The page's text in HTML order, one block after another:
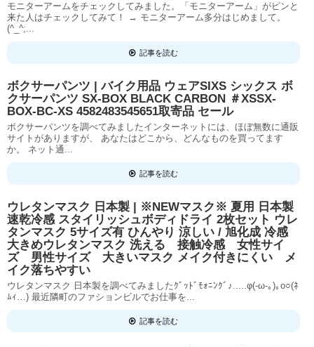
モニターアームをチェックしてみました。「モニターアーム」がピンと
来た人はチェックしてみて！ → モニターアーム多分はじめまして。
(^_^;...
記事を読む
ボクサーパンツ | バイク用品 ウェアSIXS シックス ボ
クサーパンツ SX-BOX BLACK CARBON ＃XSSX-
BOX-BC-XS 4582483545651取寄品 セール
ボクサーパンツを調べてみましたインターネットには、ほぼ無数に通販
サイトがありますが、 あなたはどこから、どんなものを買ってます
か。 ネット通...
記事を読む
ウレタンマスク 日本製 | ※NEWマスク※ 夏用 日本製
速乾冷感 スタイリッシュボディドライ 2枚セット ウレ
タンマスク 5サイズ有 ひんやり 涼しい / 旭化成 冷感
大きめウレタンマスク 洗える 接触冷感 女性サイ
ズ 男性サイズ 大きいマスク メイク付きにくい メ
イク落ちやすい
ウレタンマスク 日本製を調べてみましたｸﾞｯﾄﾞﾓｫﾆﾝｸﾞ♪.....φ(-ω-｡)｡o○(ﾈ
ﾑｨ…) 最近隣町のファションビルでお仕事を...
記事を読む